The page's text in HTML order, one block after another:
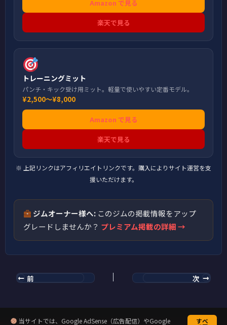
Amazon で見る
楽天で見る
トレーニングミット
パンチ・キック受け用ミット。軽量で使いやすい定番モデル。
¥2,500〜¥8,000
Amazon で見る
楽天で見る
※ 上記リンクはアフィリエイトリンクです。購入によりサイト運営を支
援いただけます。
ジムオーナー様へ: このジムの掲載情報をアップ
グレードしませんか？ プレミアム掲載の詳細 →
前 次
当サイトでは、Google AdSense（広告配信）やGoogle すべ